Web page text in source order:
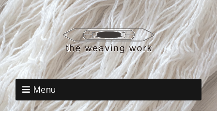
Menu